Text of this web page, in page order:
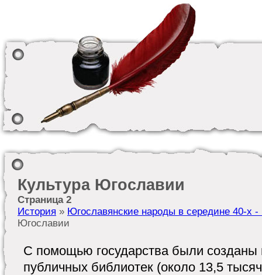
Культура Югославии
Страница 2
История » Югославянские народы в середине 40-х -
Югославии
С помощью государства были созданы
публичных библиотек (около 13,5